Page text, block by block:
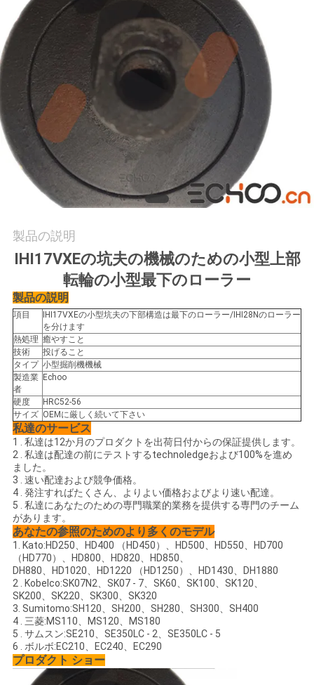
品
質
管
理
ニ
ー
ス
引
用
を
要
求
し
な
さ
い
地
図
PRIVACY
POLICY
製品の説明
IHI17VXEの坑夫の機械のための小型上部
転輪の小型最下のローラー
製品の説明
項目
IHI17VXEの小型坑夫の下部構造は最下のローラー/IHI28Nのローラー
を分けます
熱処理 癒やすこと
技術
投げること
タイプ 小型掘削機機械
製造業
者
Echoo
硬度
HRC52-56
サイズ OEMに厳しく続いて下さい
私達のサービス
1 . 私達は12か月のプロダクトを出荷日付からの保証提供します。
2 . 私達は配達の前にテストするtechnoledgeおよび100%を進め
ました。
3 . 速い配達および競争価格。
4 . 発注すればたくさん、よりよい価格およびより速い配達。
5 . 私達にあなたのための専門職業的業務を提供する専門のチーム
があります。
あなたの参照のためのより多くのモデル
1. Kato:HD250、HD400 （HD450）、HD500、HD550、HD700
（HD770）、HD800、HD820、HD850、
DH880、HD1020、HD1220 （HD1250）、HD1430、DH1880
2 . Kobelco:SK07N2、SK07 - 7、SK60、SK100、SK120、
SK200、SK220、SK300、SK320
3. Sumitomo:SH120、SH200、SH280、SH300、SH400
4 . 三菱:MS110、MS120、MS180
5 . サムスン:SE210、SE350LC - 2、SE350LC - 5
6 . ボルボ:EC210、EC240、EC290
プロダクト ショー